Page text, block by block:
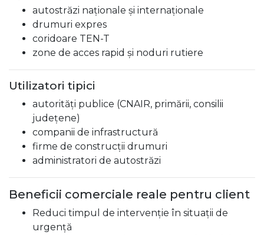
autostrăzi naționale și internaționale
drumuri expres
coridoare TEN-T
zone de acces rapid și noduri rutiere
Utilizatori tipici
autorități publice (CNAIR, primării, consilii
județene)
companii de infrastructură
firme de construcții drumuri
administratori de autostrăzi
Beneficii comerciale reale pentru client
Reduci timpul de intervenție în situații de
urgență